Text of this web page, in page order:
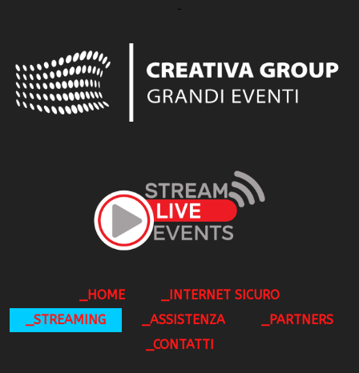
_HOME
_INTERNET SICURO
_STREAMING
_ASSISTENZA
_PARTNERS
_CONTATTI